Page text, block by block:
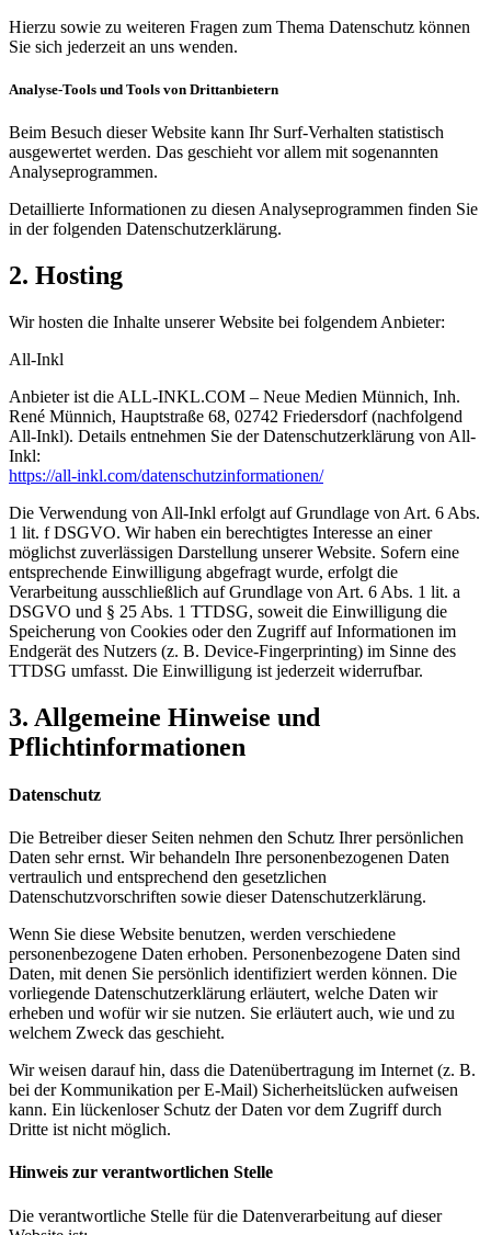
Hierzu sowie zu weiteren Fragen zum Thema Datenschutz können
Sie sich jederzeit an uns wenden.
Analyse-Tools und Tools von Drittanbietern
Beim Besuch dieser Website kann Ihr Surf-Verhalten statistisch
ausgewertet werden. Das geschieht vor allem mit sogenannten
Analyseprogrammen.
Detaillierte Informationen zu diesen Analyseprogrammen finden Sie
in der folgenden Datenschutzerklärung.
2. Hosting
Wir hosten die Inhalte unserer Website bei folgendem Anbieter:
All-Inkl
Anbieter ist die ALL-INKL.COM – Neue Medien Münnich, Inh.
René Münnich, Hauptstraße 68, 02742 Friedersdorf (nachfolgend
All-Inkl). Details entnehmen Sie der Datenschutzerklärung von All-
Inkl:
https://all-inkl.com/datenschutzinformationen/
Die Verwendung von All-Inkl erfolgt auf Grundlage von Art. 6 Abs.
1 lit. f DSGVO. Wir haben ein berechtigtes Interesse an einer
möglichst zuverlässigen Darstellung unserer Website. Sofern eine
entsprechende Einwilligung abgefragt wurde, erfolgt die
Verarbeitung ausschließlich auf Grundlage von Art. 6 Abs. 1 lit. a
DSGVO und § 25 Abs. 1 TTDSG, soweit die Einwilligung die
Speicherung von Cookies oder den Zugriff auf Informationen im
Endgerät des Nutzers (z. B. Device-Fingerprinting) im Sinne des
TTDSG umfasst. Die Einwilligung ist jederzeit widerrufbar.
3. Allgemeine Hinweise und
Pflichtinformationen
Datenschutz
Die Betreiber dieser Seiten nehmen den Schutz Ihrer persönlichen
Daten sehr ernst. Wir behandeln Ihre personenbezogenen Daten
vertraulich und entsprechend den gesetzlichen
Datenschutzvorschriften sowie dieser Datenschutzerklärung.
Wenn Sie diese Website benutzen, werden verschiedene
personenbezogene Daten erhoben. Personenbezogene Daten sind
Daten, mit denen Sie persönlich identifiziert werden können. Die
vorliegende Datenschutzerklärung erläutert, welche Daten wir
erheben und wofür wir sie nutzen. Sie erläutert auch, wie und zu
welchem Zweck das geschieht.
Wir weisen darauf hin, dass die Datenübertragung im Internet (z. B.
bei der Kommunikation per E-Mail) Sicherheitslücken aufweisen
kann. Ein lückenloser Schutz der Daten vor dem Zugriff durch
Dritte ist nicht möglich.
Hinweis zur verantwortlichen Stelle
Die verantwortliche Stelle für die Datenverarbeitung auf dieser